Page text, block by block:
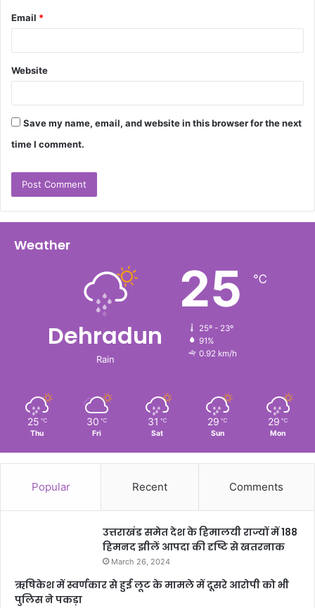
Email *
Website
Save my name, email, and website in this browser for the next
time I comment.
Weather
Dehradun
Rain
25 ℃
25º - 23º
91%
0.92 km/h
25 ℃
Thu
30 ℃
Fri
31 ℃
Sat
29 ℃
Sun
29 ℃
Mon
Popular Recent Comments
उत्तराखंड समेत देश के हिमालयी राज्यों में 188
हिमनद झीलें आपदा की दृष्टि से खतरनाक
March 26, 2024
ऋषिकेश में स्वर्णकार से हुई लूट के मामले में दूसरे आरोपी को भी
पुलिस ने पकड़ा